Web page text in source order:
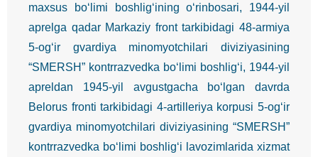
maxsus bo‘limi boshlig‘ining o‘rinbosari, 1944-yil
aprelga qadar Markaziy front tarkibidagi 48-armiya
5-og‘ir gvardiya minomyotchilari diviziyasining
“SMERSH” kontrrazvedka bo‘limi boshlig‘i, 1944-yil
apreldan 1945-yil avgustgacha bo‘lgan davrda
Belorus fronti tarkibidagi 4-artilleriya korpusi 5-og‘ir
gvardiya minomyotchilari diviziyasining “SMERSH”
kontrrazvedka bo‘limi boshlig‘i lavozimlarida xizmat